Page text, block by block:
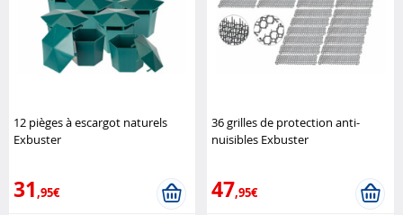
12 pièges à escargot naturels
Exbuster
31,95€
36 grilles de protection anti-
nuisibles Exbuster
47,95€